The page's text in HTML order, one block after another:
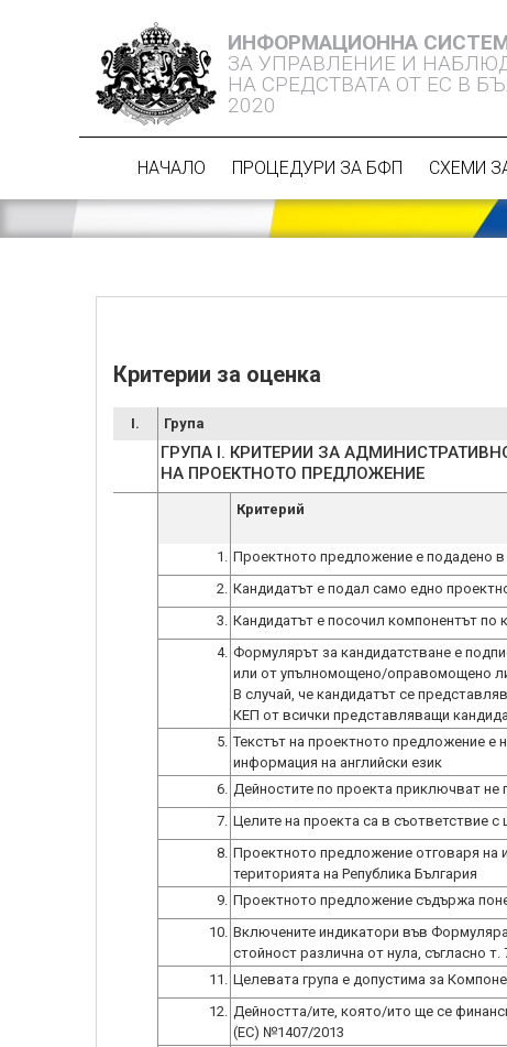
ИНФОРМАЦИОННА
ЗА УПРАВЛЕНИЕ И
НА СРЕДСТВАТА ОТ ЕС В
2020
НАЧАЛО ПРОЦЕДУРИ ЗА БФП СХЕМИ
Критерии за оценка
I. Група
ГРУПА I. КРИТЕРИИ ЗА
Критерий
1. Проектното предложение е подадено
2. Кандидатът е подал само едно
3. Кандидатът е посочил компонентът по
4. Формулярът за кандидатстване е
или от упълномощено/оправомощено
В случай, че кандидатът се
5. Текстът на проектното предложение е
информация на английски език
6. Дейностите по проекта приключват не
7. Целите на проекта са в съответствие с
8. Проектното предложение отговаря на
територията на Република България
9. Проектното предложение съдържа
10. Включените индикатори във
стойност различна от нула, съгласно
11. Целевата група е допустима за
12. Дейността/ите, която/ито ще се
(ЕС) №1407/2013